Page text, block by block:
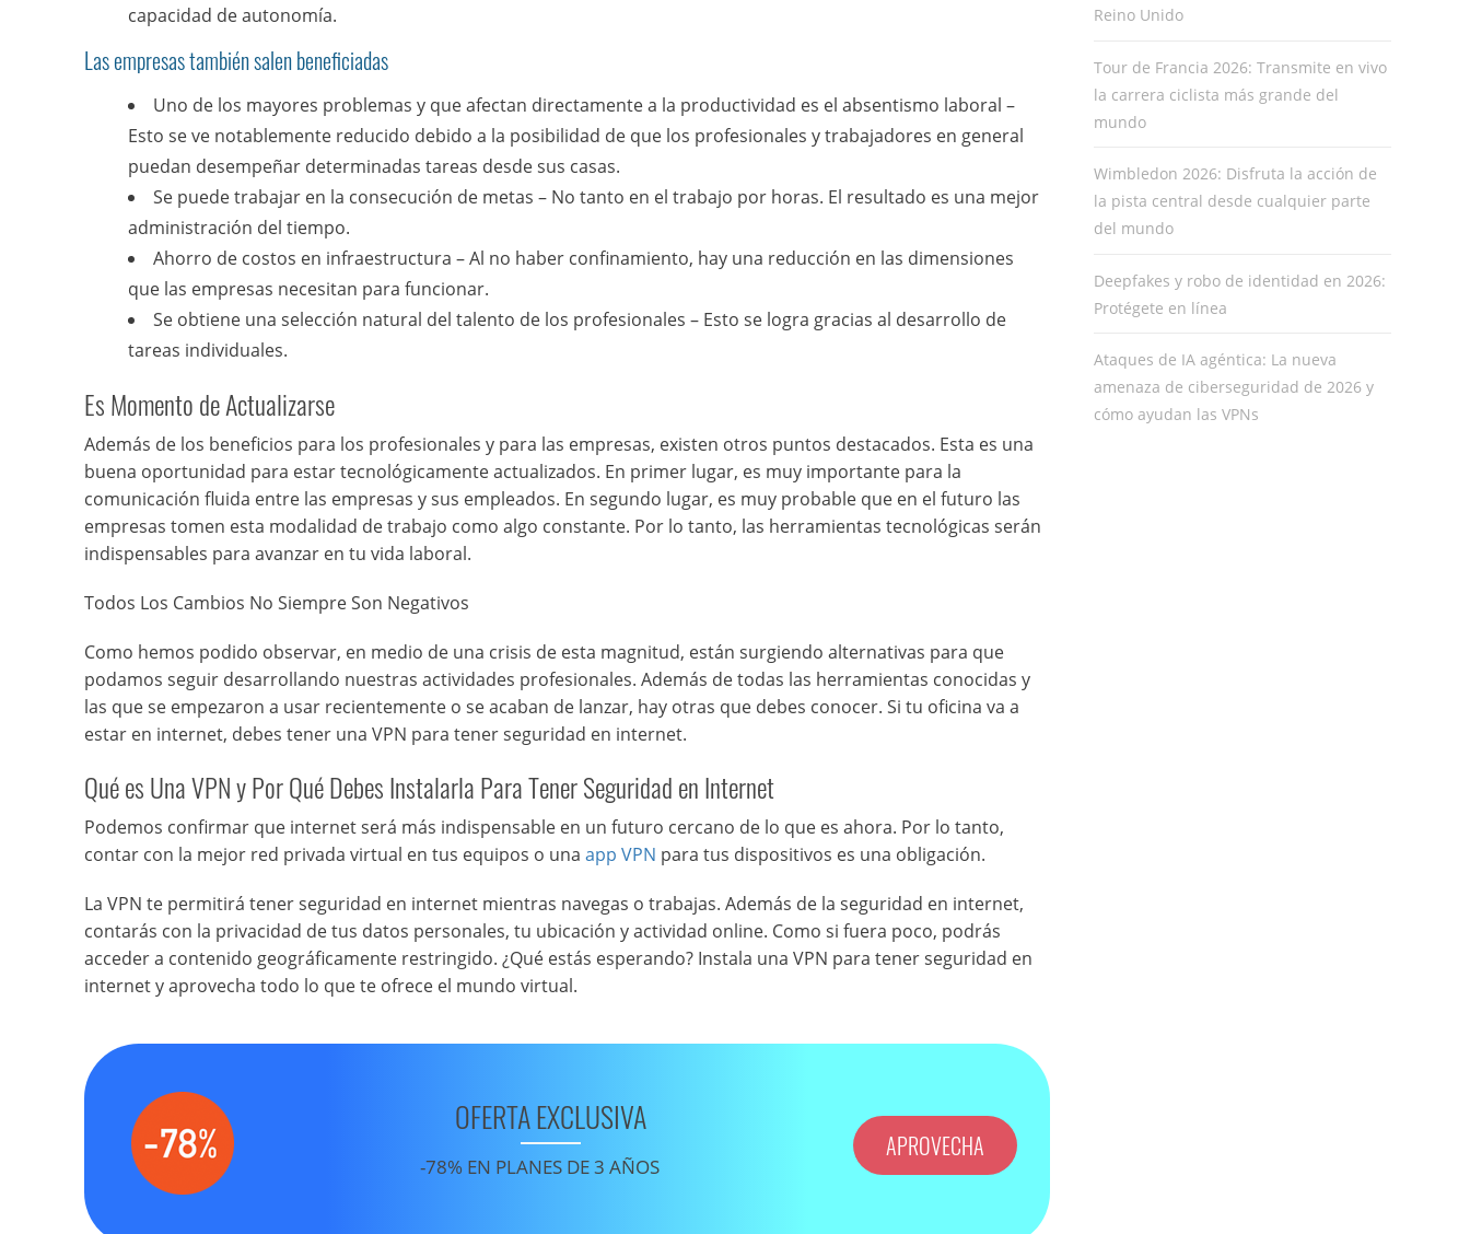
capacidad de autonomía.
Las empresas también salen beneficiadas
Uno de los mayores problemas y que afectan directamente a la productividad es el absentismo laboral –
Esto se ve notablemente reducido debido a la posibilidad de que los profesionales y trabajadores en general
puedan desempeñar determinadas tareas desde sus casas.
Se puede trabajar en la consecución de metas – No tanto en el trabajo por horas. El resultado es una mejor
administración del tiempo.
Ahorro de costos en infraestructura – Al no haber confinamiento, hay una reducción en las dimensiones
que las empresas necesitan para funcionar.
Se obtiene una selección natural del talento de los profesionales – Esto se logra gracias al desarrollo de
tareas individuales.
Es Momento de Actualizarse
Además de los beneficios para los profesionales y para las empresas, existen otros puntos destacados. Esta es una
buena oportunidad para estar tecnológicamente actualizados. En primer lugar, es muy importante para la
comunicación fluida entre las empresas y sus empleados. En segundo lugar, es muy probable que en el futuro las
empresas tomen esta modalidad de trabajo como algo constante. Por lo tanto, las herramientas tecnológicas serán
indispensables para avanzar en tu vida laboral.
Todos Los Cambios No Siempre Son Negativos
Como hemos podido observar, en medio de una crisis de esta magnitud, están surgiendo alternativas para que
podamos seguir desarrollando nuestras actividades profesionales. Además de todas las herramientas conocidas y
las que se empezaron a usar recientemente o se acaban de lanzar, hay otras que debes conocer. Si tu oficina va a
estar en internet, debes tener una VPN para tener seguridad en internet.
Qué es Una VPN y Por Qué Debes Instalarla Para Tener Seguridad en Internet
Podemos confirmar que internet será más indispensable en un futuro cercano de lo que es ahora. Por lo tanto,
contar con la mejor red privada virtual en tus equipos o una app VPN para tus dispositivos es una obligación.
La VPN te permitirá tener seguridad en internet mientras navegas o trabajas. Además de la seguridad en internet,
contarás con la privacidad de tus datos personales, tu ubicación y actividad online. Como si fuera poco, podrás
acceder a contenido geográficamente restringido. ¿Qué estás esperando? Instala una VPN para tener seguridad en
internet y aprovecha todo lo que te ofrece el mundo virtual.
OFERTA EXCLUSIVA
-78% EN PLANES DE 3 AÑOS
APROVECHA
Reino Unido
Tour de Francia 2026: Transmite en vivo
la carrera ciclista más grande del
mundo
Wimbledon 2026: Disfruta la acción de
la pista central desde cualquier parte
del mundo
Deepfakes y robo de identidad en 2026:
Protégete en línea
Ataques de IA agéntica: La nueva
amenaza de ciberseguridad de 2026 y
cómo ayudan las VPNs